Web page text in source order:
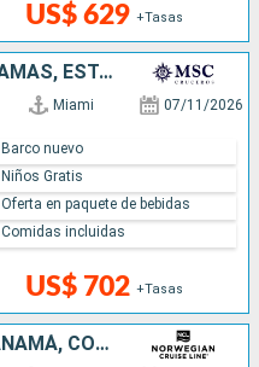
US$ 629 +Tasas
HONDURAS, MÉXICO, BAHAMAS, ESTADOS UNIDOS
Miami 07/11/2026
US$ 702 +Tasas
Barco nuevo
Niños Gratis
Oferta en paquete de bebidas
Comidas incluidas
BAHAMAS, COLOMBIA, PANAMÁ, COSTA RICA, JAMAICA, ISLAS CAIMÁN, ESTADOS UNIDOS